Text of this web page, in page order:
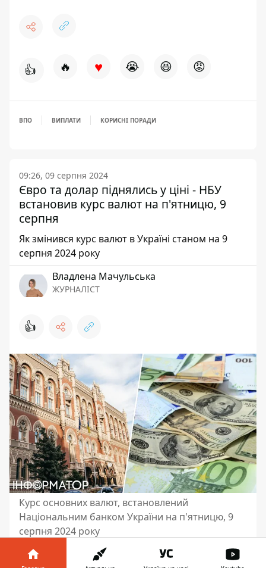
👍 🔥 ♥ 😭 😆 😡
ВПО ВИПЛАТИ КОРИСНІ ПОРАДИ
09:26, 09 серпня 2024
Євро та долар піднялись у ціні - НБУ
встановив курс валют на п'ятницю, 9
серпня
Як змінився курс валют в Україні станом на 9
серпня 2024 року
Владлена Мачульська
ЖУРНАЛІСТ
👍
Курс основних валют, встановлений
Національним банком України на п'ятницю, 9
серпня 2024 року
Національний банк України встановив